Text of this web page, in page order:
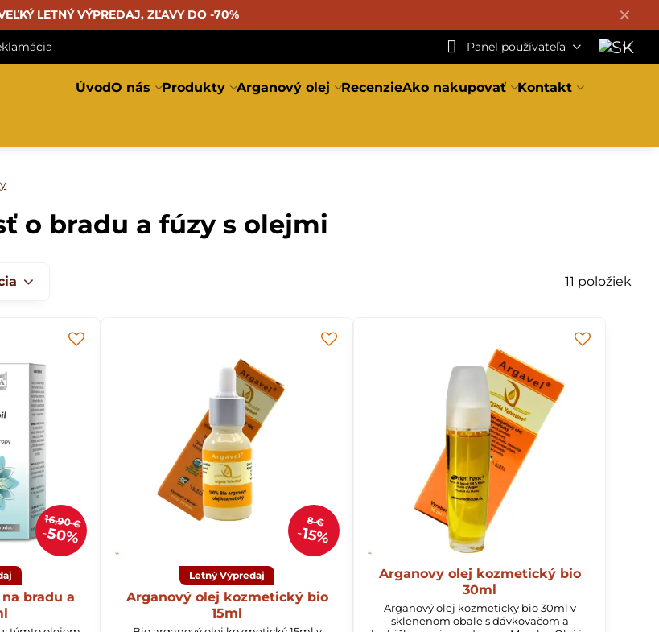
✕
LETNÝ VÝPREDAJ, ZĽAVY DO -70%
Panel používateľa
ÚvodO nás Produkty Arganový olej RecenzieAko nakupovať Kontakt
o bradu a fúzy s olejmi
11 položiek
16,90 €
50%
bradu a
8 €
15%
Letný Výpredaj
Arganový olej kozmetický bio
15ml
Arganovy olej kozmetický bio
30ml
Arganový olej kozmetický bio 30ml v
sklenenom obale s dávkovačom a